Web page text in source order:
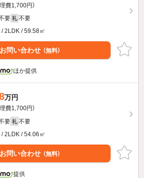
理費1,700円）
要 礼 不要
/ 2LDK / 59.58㎡
お問い合わせ （無料）
ほか提供
万円
理費1,700円）
要 礼 不要
/ 2LDK / 54.06㎡
お問い合わせ （無料）
提供